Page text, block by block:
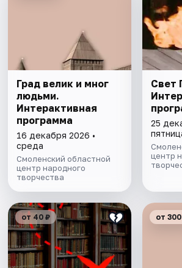
Град велик и мног
людьми.
Интерактивная
программа
16 декабря 2026 •
среда
Смоленский областной
центр народного
творчества
Свет
25
центр
от 40 ₽ от